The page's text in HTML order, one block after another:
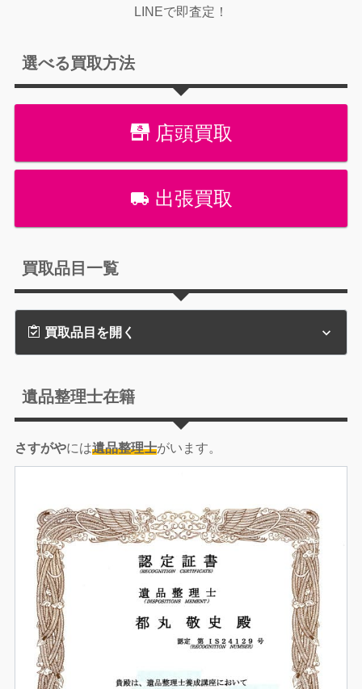
LINEで即査定！
選べる買取方法
店頭買取
出張買取
買取品目一覧
買取品目を開く
遺品整理士在籍
さすがやには遺品整理士がいます。